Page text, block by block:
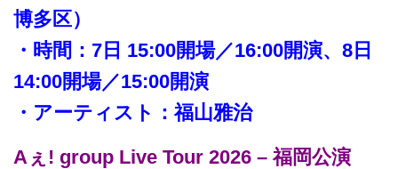
博多区）
・時間：7日 15:00開場／16:00開演、8日
14:00開場／15:00開演
・アーティスト：福山雅治
Aぇ! group Live Tour 2026 – 福岡公演